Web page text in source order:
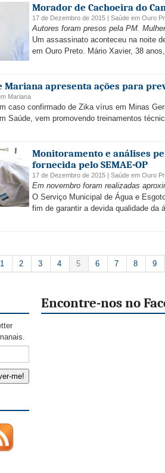
Morador de Cachoeira do
17 de Dezembro de 2015 | Saúde em Ouro
Autores foram presos pela PM.
Um assassinato aconteceu na noite
em Ouro Preto. Mário Xavier, 38
Mariana apresenta ações para
Mariana
caso confirmado de Zika vírus em Minas
Saúde, vem promovendo treinamentos
Monitoramento e análises
fornecida pelo SEMAE-OP
17 de Dezembro de 2015 | Saúde em Ouro
Em novembro foram realizadas
O Serviço Municipal de Água e
fim de garantir a devida qualidade da
1 2 3 4 5 6 7 8 9
Encontre-nos no